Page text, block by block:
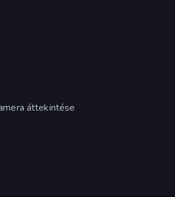
áttekintése